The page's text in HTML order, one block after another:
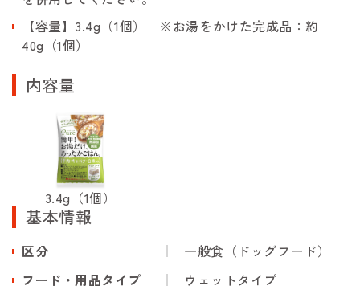
【容量】3.4g（1個） ※お湯をかけた完成品：約
40g（1個）
内容量
3.4g（1個）
基本情報
区分
一般食（ドッグフード）
フード・用品タイプ
ウェットタイプ